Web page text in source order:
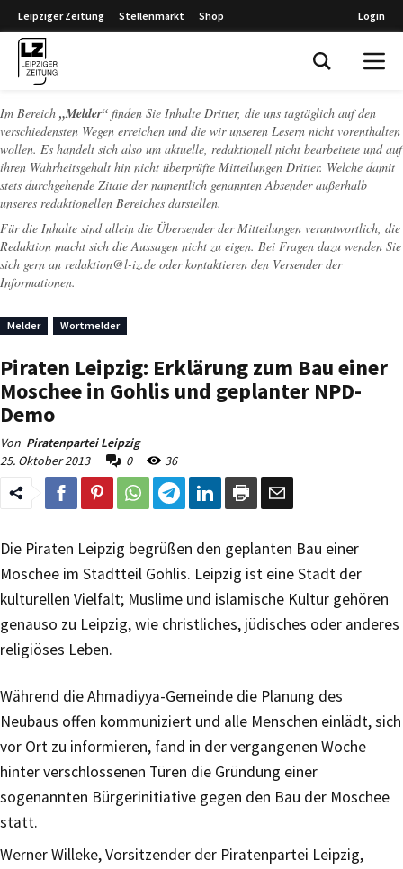
Leipziger Zeitung Stellenmarkt Shop Login
Im Bereich „Melder“ finden Sie Inhalte Dritter, die uns tagtäglich auf den
verschiedensten Wegen erreichen und die wir unseren Lesern nicht vorenthalten
wollen. Es handelt sich also um aktuelle, redaktionell nicht bearbeitete und auf
ihren Wahrheitsgehalt hin nicht überprüfte Mitteilungen Dritter. Welche damit
stets durchgehende Zitate der namentlich genannten Absender außerhalb
unseres redaktionellen Bereiches darstellen.
Für die Inhalte sind allein die Übersender der Mitteilungen verantwortlich, die
Redaktion macht sich die Aussagen nicht zu eigen. Bei Fragen dazu wenden Sie
sich gern an redaktion@l-iz.de oder kontaktieren den Versender der
Informationen.
Melder Wortmelder
Piraten Leipzig: Erklärung zum Bau einer
Moschee in Gohlis und geplanter NPD-
Demo
Von Piratenpartei Leipzig
25. Oktober 2013
0 36
Die Piraten Leipzig begrüßen den geplanten Bau einer
Moschee im Stadtteil Gohlis. Leipzig ist eine Stadt der
kulturellen Vielfalt; Muslime und islamische Kultur gehören
genauso zu Leipzig, wie christliches, jüdisches oder anderes
religiöses Leben.
Während die Ahmadiyya-Gemeinde die Planung des
Neubaus offen kommuniziert und alle Menschen einlädt, sich
vor Ort zu informieren, fand in der vergangenen Woche
hinter verschlossenen Türen die Gründung einer
sogenannten Bürgerinitiative gegen den Bau der Moschee
statt.
Werner Willeke, Vorsitzender der Piratenpartei Leipzig,